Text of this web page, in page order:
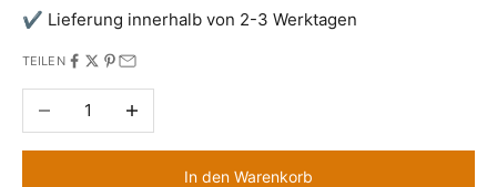
✔ Lieferung innerhalb von 2-3 Werktagen
TEILEN
Anzahl verringernAnzahl erhöhen
In den Warenkorb